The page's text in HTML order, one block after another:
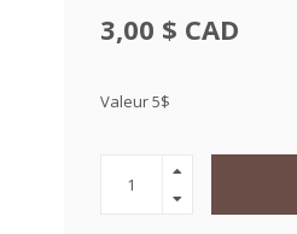
3,00 $ CAD
Valeur 5$